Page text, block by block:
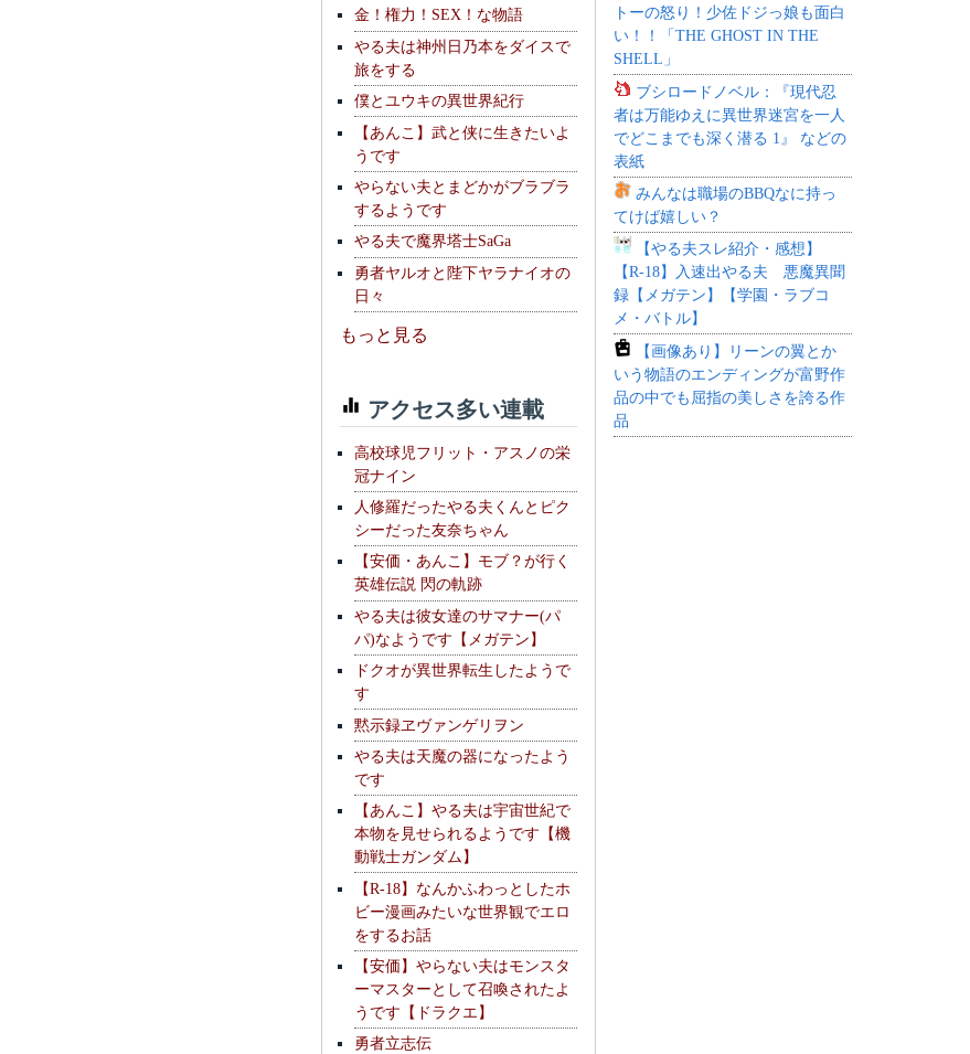
金！権力！SEX！な物語
やる夫は神州日乃本をダイスで
旅をする
僕とユウキの異世界紀行
【あんこ】武と侠に生きたいよ
うです
やらない夫とまどかがブラブラ
するようです
やる夫で魔界塔士SaGa
勇者ヤルオと陛下ヤラナイオの
日々
もっと見る
アクセス多い連載
高校球児フリット・アスノの栄
冠ナイン
人修羅だったやる夫くんとピク
シーだった友奈ちゃん
【安価・あんこ】モブ？が行く
英雄伝説 閃の軌跡
やる夫は彼女達のサマナー(パ
パ)なようです【メガテン】
ドクオが異世界転生したようで
す
黙示録ヱヴァンゲリヲン
やる夫は天魔の器になったよう
です
【あんこ】やる夫は宇宙世紀で
本物を見せられるようです【機
動戦士ガンダム】
【R-18】なんかふわっとしたホ
ビー漫画みたいな世界観でエロ
をするお話
【安価】やらない夫はモンスタ
ーマスターとして召喚されたよ
うです【ドラクエ】
勇者立志伝
トーの怒り！少佐ドジっ娘も面白
い！！「THE GHOST IN THE
SHELL」
ブシロードノベル：『現代忍
者は万能ゆえに異世界迷宮を一人
でどこまでも深く潜る 1』 などの
表紙
みんなは職場のBBQなに持っ
てけば嬉しい？
【やる夫スレ紹介・感想】
【R-18】入速出やる夫 悪魔異聞
録【メガテン】【学園・ラブコ
メ・バトル】
【画像あり】リーンの翼とか
いう物語のエンディングが富野作
品の中でも屈指の美しさを誇る作
品